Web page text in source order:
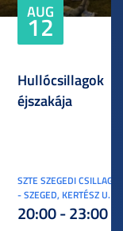
AUG
12
Hullócsillagok
éjszakája
SZTE SZEGEDI
- SZEGED, KERTÉSZ U. 3.
20:00 - 23:00